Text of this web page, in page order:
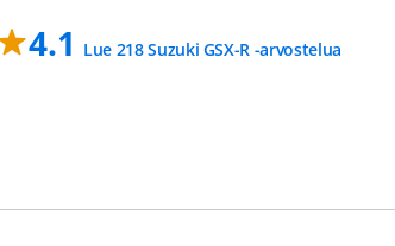
4.1 Lue 218 Suzuki GSX-R -arvostelua